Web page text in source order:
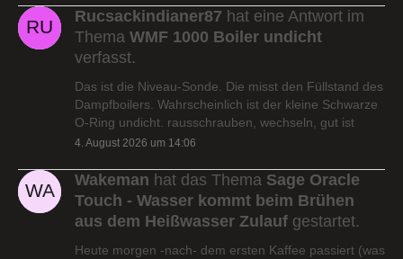
Rucsackindianer87 hat eine Antwort im
Thema WMF 1000 Boiler undicht
verfasst.
Das ist die Niveau-Sonde. Die misst den Füllstand des
Dampfboilers. Wahrscheinlich ist der kleine Schwarze
O-Ring undicht. rausschrauben, wechseln, gut ist
4. August 2026 um 14:06
Wakeman hat das Thema Sage Oracle
Touch - Wasser kommt beim Brühen
aus dem Heißwasser Zulauf gestartet.
Heute morgen -nach- dem ersten Kaffee passiert (was